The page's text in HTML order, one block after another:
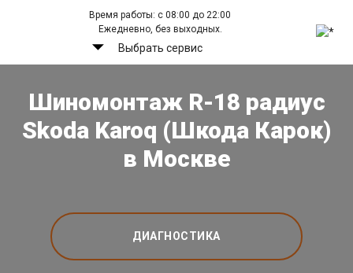
Время работы: с 08:00 до 22:00
Ежедневно, без выходных.
Выбрать сервис
Шиномонтаж R-18 радиус
Skoda Karoq (Шкода Карок)
в Москве
ДИАГНОСТИКА